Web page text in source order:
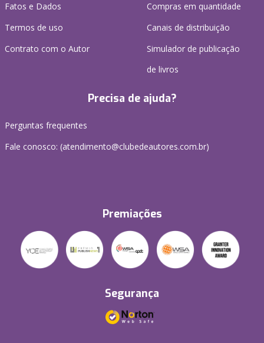
Fatos e Dados
Termos de uso
Contrato com o Autor
Compras em quantidade
Canais de distribuição
Simulador de publicação
de livros
Precisa de ajuda?
Perguntas frequentes
Fale conosco: (atendimento@clubedeautores.com.br)
Premiações
Segurança